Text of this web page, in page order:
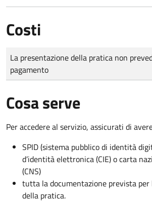
Costi
Tipo di pagamento
Importo
La presentazione della pratica non
pagamento
Cosa serve
Per accedere al servizio, assicurati di
SPID (sistema pubblico di identità
d’identità elettronica (CIE) o carta
(CNS)
tutta la documentazione prevista per
della pratica.